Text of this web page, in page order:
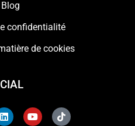
Blog
confidentialité
de cookies